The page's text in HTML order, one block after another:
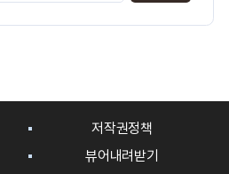
저작권정책
뷰어내려받기